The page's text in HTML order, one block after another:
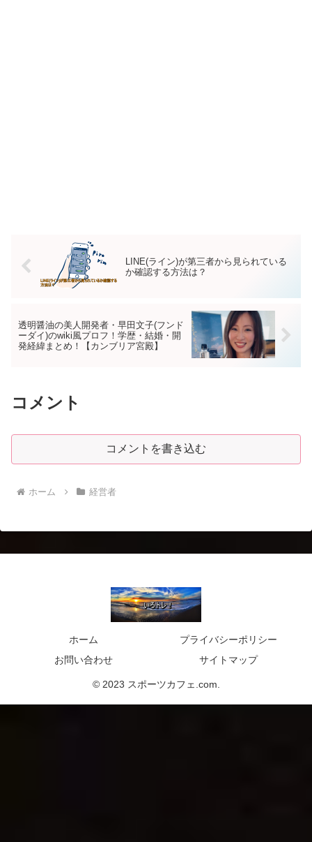
LINE(ライン)が第三者から見られている
か確認する方法は？
透明醤油の美人開発者・早田文子(フンド
ーダイ)のwiki風プロフ！学歴・結婚・開
発経緯まとめ！【カンブリア宮殿】
コメント
コメントを書き込む
ホーム 経営者
ホーム
プライバシーポリシー
お問い合わせ
サイトマップ
© 2023 スポーツカフェ.com.